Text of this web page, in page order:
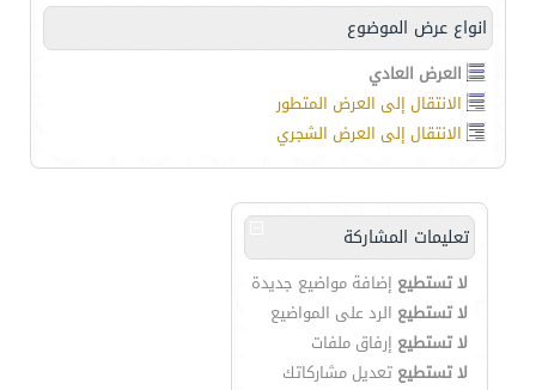
انواع عرض الموضوع
العرض العادي
الانتقال إلى العرض المتطور
الانتقال إلى العرض الشجري
تعليمات المشاركة
لا تستطيع إضافة مواضيع جديدة
لا تستطيع الرد على المواضيع
لا تستطيع إرفاق ملفات
لا تستطيع تعديل مشاركاتك